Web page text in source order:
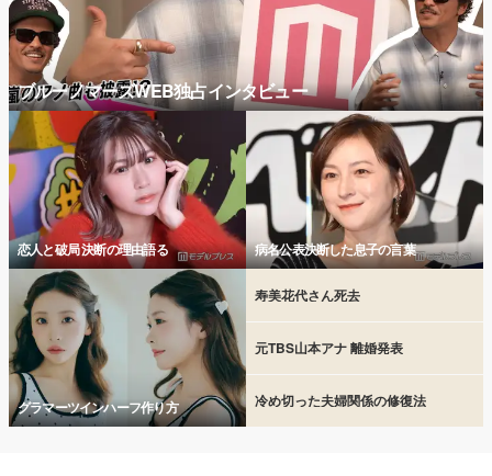
ブルーノマーズWEB独占インタビュー
恋人と破局 決断の理由語る 病名公表決断した息子の言葉
グラマーツインハーフ作り方
寿美花代さん死去
元TBS山本アナ 離婚発表
冷め切った夫婦関係の修復法